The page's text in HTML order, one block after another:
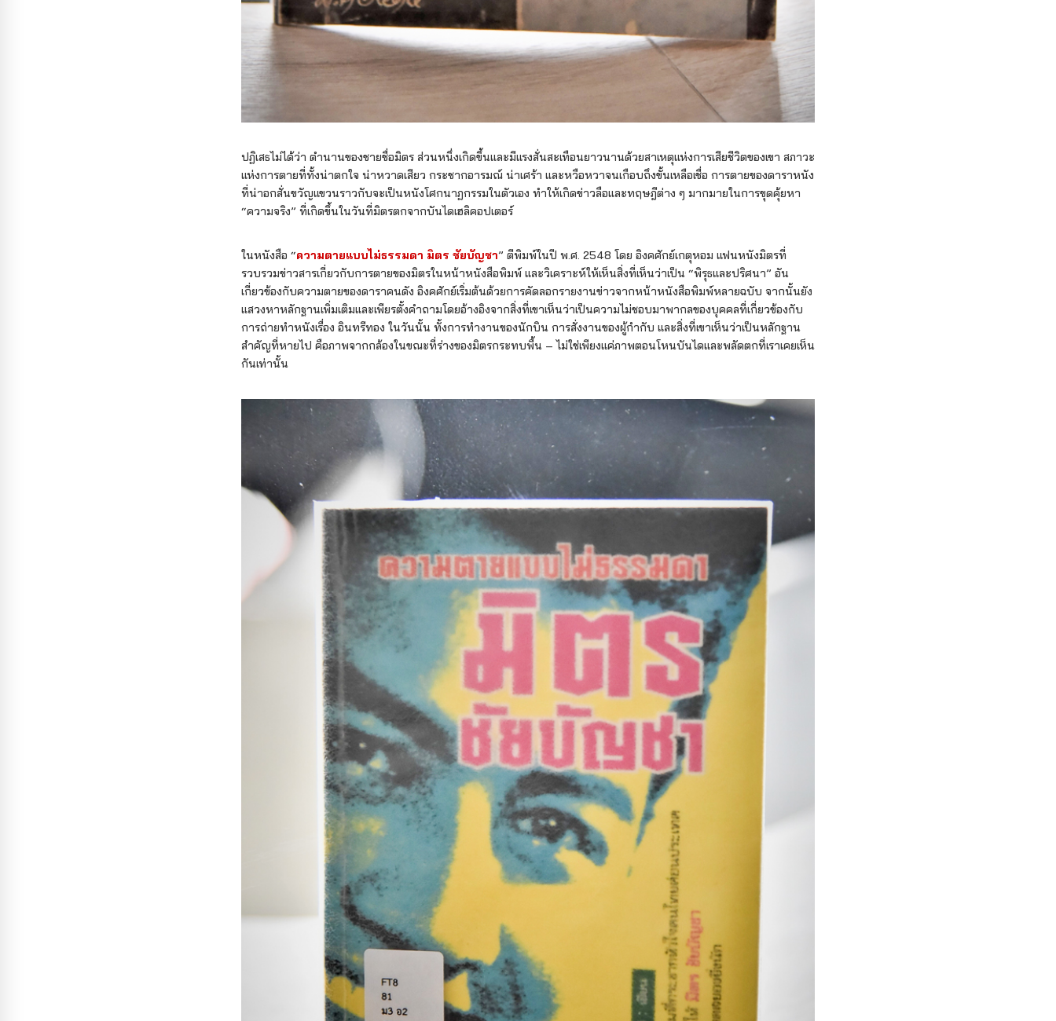
ปฏิเสธไม่ได้ว่า ตำนานของชายชื่อมิตร ส่วนหนึ่งเกิดขึ้นและมีแรงสั่นสะเทือนยาวนานด้วยสาเหตุแห่งการเสียชีวิตของเขา สภาวะ
แห่งการตายที่ทั้งน่าตกใจ น่าหวาดเสียว กระชากอารมณ์ น่าเศร้า และหวือหวาจนเกือบถึงขั้นเหลือเชื่อ การตายของดาราหนัง
ที่น่าอกสั่นขวัญแขวนราวกับจะเป็นหนังโศกนาฏกรรมในตัวเอง ทำให้เกิดข่าวลือและทฤษฎีต่าง ๆ มากมายในการขุดคุ้ยหา
“ความจริง” ที่เกิดขึ้นในวันที่มิตรตกจากบันไดเฮลิคอปเตอร์
ในหนังสือ “ความตายแบบไม่ธรรมดา มิตร ชัยบัญชา” ตีพิมพ์ในปี พ.ศ. 2548 โดย อิงคศักย์เกตุหอม แฟนหนังมิตรที่
รวบรวมข่าวสารเกี่ยวกับการตายของมิตรในหน้าหนังสือพิมพ์ และวิเคราะห์ให้เห็นสิ่งที่เห็นว่าเป็น “พิรุธและปริศนา” อัน
เกี่ยวข้องกับความตายของดาราคนดัง อิงคศักย์เริ่มต้นด้วยการคัดลอกรายงานข่าวจากหน้าหนังสือพิมพ์หลายฉบับ จากนั้นยัง
แสวงหาหลักฐานเพิ่มเติมและเพียรตั้งคำถามโดยอ้างอิงจากสิ่งที่เขาเห็นว่าเป็นความไม่ชอบมาพากลของบุคคลที่เกี่ยวข้องกับ
การถ่ายทำหนังเรื่อง อินทรีทอง ในวันนั้น ทั้งการทำงานของนักบิน การสั่งงานของผู้กำกับ และสิ่งที่เขาเห็นว่าเป็นหลักฐาน
สำคัญที่หายไป คือภาพจากกล้องในขณะที่ร่างของมิตรกระทบพื้น – ไม่ใช่เพียงแค่ภาพตอนโหนบันไดและพลัดตกที่เราเคยเห็น
กันเท่านั้น